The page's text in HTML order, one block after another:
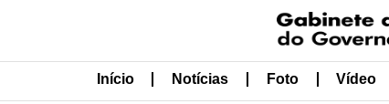
Início Notícias Foto Vídeo